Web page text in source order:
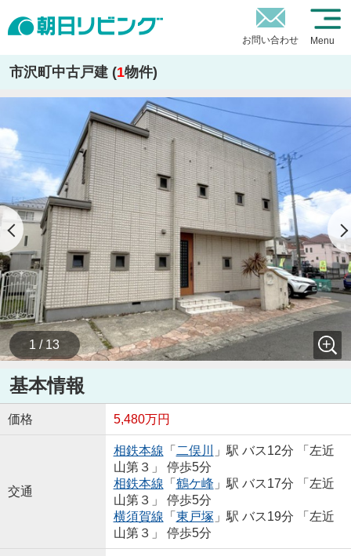
お問い合わせ Menu
市沢町中古戸建 (1物件)
1 / 13
基本情報
価格 5,480万円
交通
相鉄本線 「 二俣川
」駅 バス12分 「左近
山第３」 停歩5分
相鉄本線 「 鶴ケ峰 」駅 バス17分 「左近
山第３」 停歩5分
横須賀線 「 東戸塚 」駅 バス19分 「左近
山第３」 停歩5分